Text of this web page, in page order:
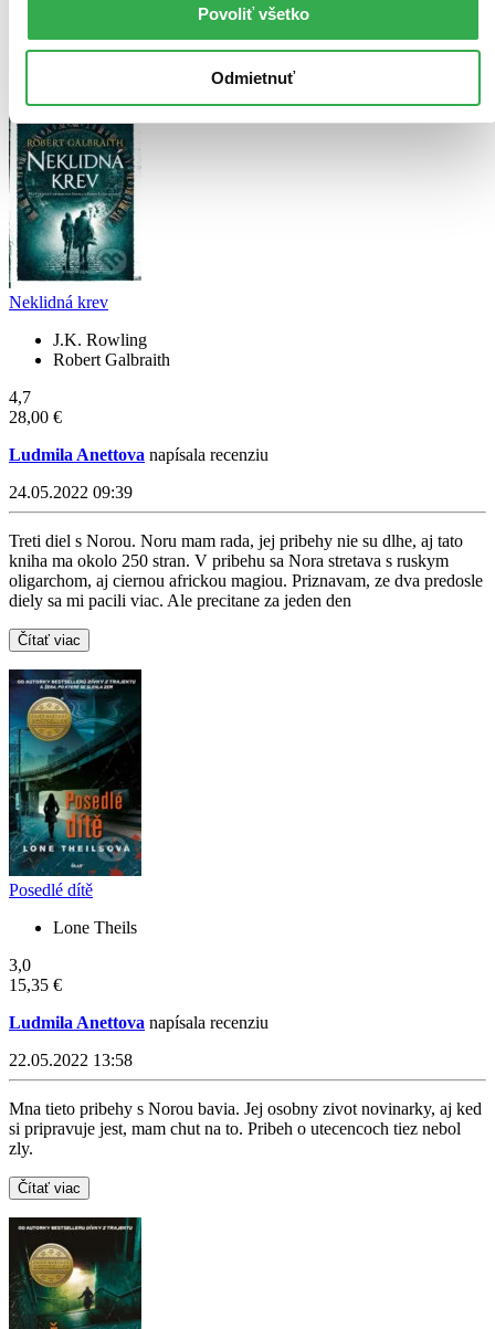
Povoliť všetko
Odmietnuť
negativum prilis horoskopov, tarotovovych kariet. Za mna kniha
roka
Neklidná krev
J.K. Rowling
Robert Galbraith
4,7
28,00 €
Ludmila Anettova napísala recenziu
24.05.2022 09:39
Treti diel s Norou. Noru mam rada, jej pribehy nie su dlhe, aj tato
kniha ma okolo 250 stran. V pribehu sa Nora stretava s ruskym
oligarchom, aj ciernou africkou magiou. Priznavam, ze dva predosle
diely sa mi pacili viac. Ale precitane za jeden den
Čítať viac
Posedlé dítě
Lone Theils
3,0
15,35 €
Ludmila Anettova napísala recenziu
22.05.2022 13:58
Mna tieto pribehy s Norou bavia. Jej osobny zivot novinarky, aj ked
si pripravuje jest, mam chut na to. Pribeh o utecencoch tiez nebol
zly.
Čítať viac